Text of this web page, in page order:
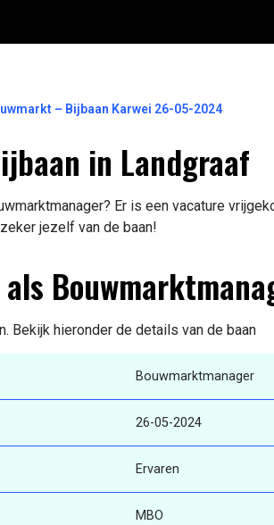
– Bijbaan Karwei 26-05-2024
in Landgraaf
Er is een vacature
jezelf van de baan!
Bekijk hieronder de details van de baan
Bouwmarktmanager
26-05-2024
Ervaren
MBO